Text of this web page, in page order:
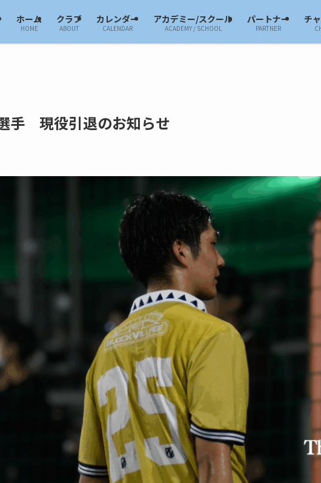
ホーム
HOME
クラブ
ABOUT
カレンダー
CALENDAR
アカデミー/スクール
ACADEMY / SCHOOL
パートナー
PARTNER
チ
手 現役引退のお知らせ